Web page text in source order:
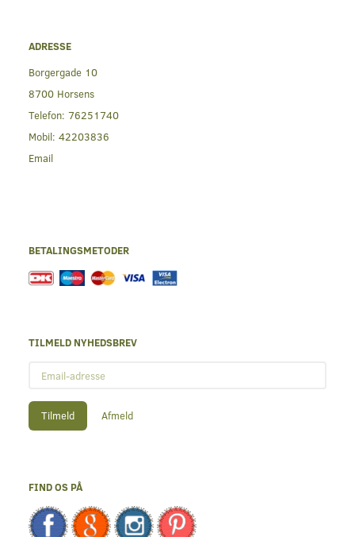
ADRESSE
Borgergade 10
8700 Horsens
Telefon: 76251740
Mobil: 42203836
Email
BETALINGSMETODER
TILMELD NYHEDSBREV
adresse
Tilmeld Afmeld
FIND OS PÅ